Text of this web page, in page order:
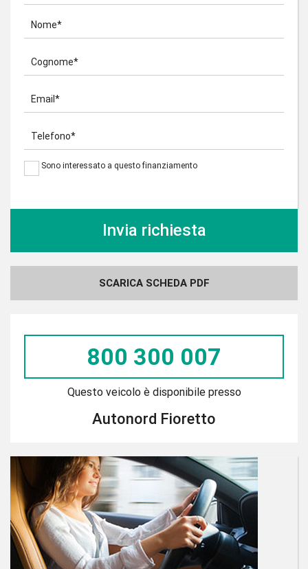
Nome*
Cognome*
Email*
Telefono*
Sono interessato a questo finanziamento
SCARICA SCHEDA PDF
800 300 007
Questo veicolo è disponibile presso
Autonord Fioretto